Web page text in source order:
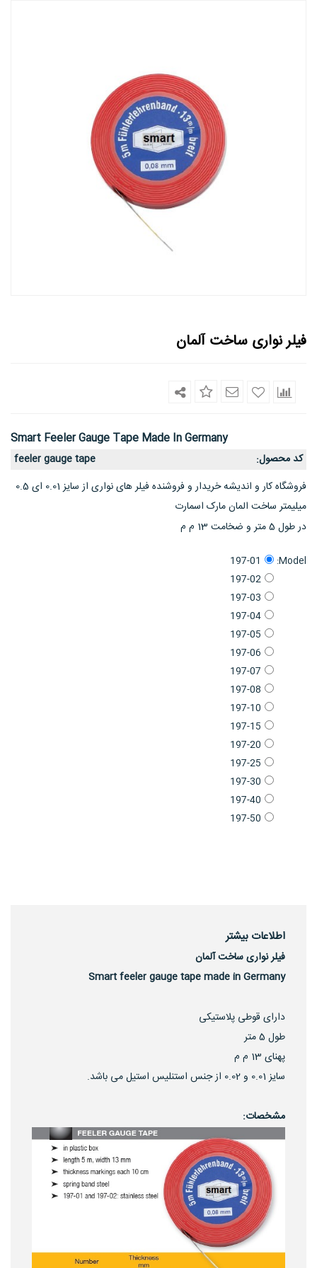
فیلر نواری ساخت آلمان
Smart Feeler Gauge Tape Made In Germany
کد محصول:
feeler gauge tape
فروشگاه کار و اندیشه خریدار و فروشنده فیلر های نواری از سایز 0.01 ای 0.5
میلیمتر ساخت المان مارک اسمارت
در طول 5 متر و ضخامت 13 م م
Model:
197-01
197-02
197-03
197-04
197-05
197-06
197-07
197-08
197-10
197-15
197-20
197-25
197-30
197-40
197-50
اطلاعات بیشتر
فیلر نواری ساخت آلمان
Smart feeler gauge tape made in Germany
دارای قوطی پلاستیکی
طول 5 متر
پهنای 13 م م
سایز 0.01 و 0.02 از جنس استنلیس استیل می باشد.
مشخصات: